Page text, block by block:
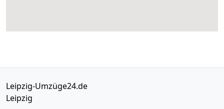
Leipzig-Umzüge24.de
Leipzig